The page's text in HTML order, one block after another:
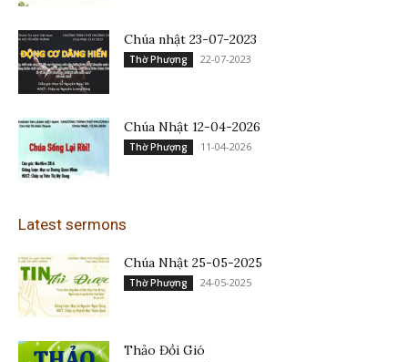
Chúa nhật 23-07-2023
Thờ Phượng 22-07-2023
Chúa Nhật 12-04-2026
Thờ Phượng 11-04-2026
Latest sermons
Chúa Nhật 25-05-2025
Thờ Phượng 24-05-2025
Thảo Đồi Gió